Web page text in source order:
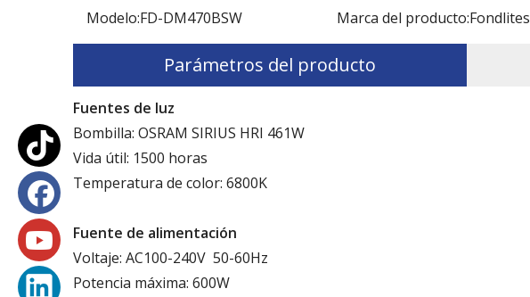
Modelo:FD-DM470BSW Marca del producto:Fondlites
Parámetros del producto
Fuentes de luz
Bombilla: OSRAM SIRIUS HRI 461W
Vida útil: 1500 horas
Temperatura de color: 6800K
Fuente de alimentación
Voltaje: AC100-240V 50-60Hz
Potencia máxima: 600W